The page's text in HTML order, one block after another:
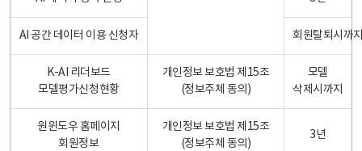
AI 공간 데이터 이용 신청자 회원탈퇴시까
K-AI 리더보드
모델평가신청현황
개인정보 보호법 제15조
(정보주체 동의)
모델
삭제시까지
원윈도우 홈페이지
회원정보
개인정보 보호법 제15조
(정보주체 동의)
3년